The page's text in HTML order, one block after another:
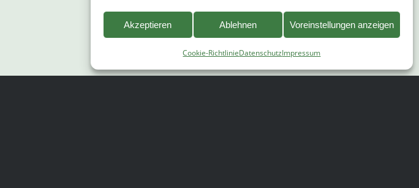
Akzeptieren Ablehnen Voreinstellungen anzeigen
Cookie-RichtlinieDatenschutzImpressum
Alternative: